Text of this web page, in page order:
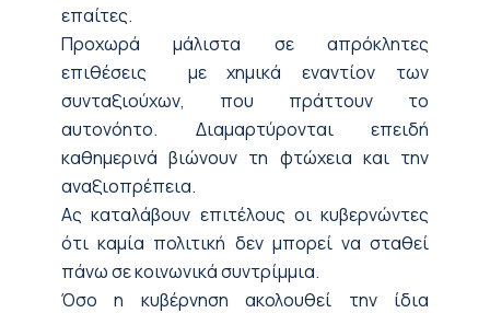
επαίτες.
Προχωρά μάλιστα σε απρόκλητες
επιθέσεις με χημικά εναντίον των
συνταξιούχων, που πράττουν το
αυτονόητο. Διαμαρτύρονται επειδή
καθημερινά βιώνουν τη φτώχεια και την
αναξιοπρέπεια.
Ας καταλάβουν επιτέλους οι κυβερνώντες
ότι καμία πολιτική δεν μπορεί να σταθεί
πάνω σε κοινωνικά συντρίμμια.
Όσο η κυβέρνηση ακολουθεί την ίδια